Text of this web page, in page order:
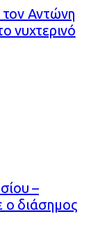
τον Αντώνη
νυχτερινό
–
ο διάσημος